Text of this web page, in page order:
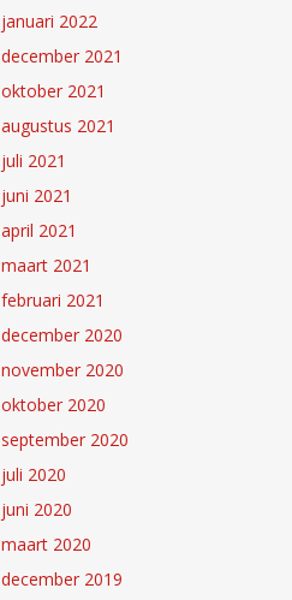
januari 2022
december 2021
oktober 2021
augustus 2021
juli 2021
juni 2021
april 2021
maart 2021
februari 2021
december 2020
november 2020
oktober 2020
september 2020
juli 2020
juni 2020
maart 2020
december 2019